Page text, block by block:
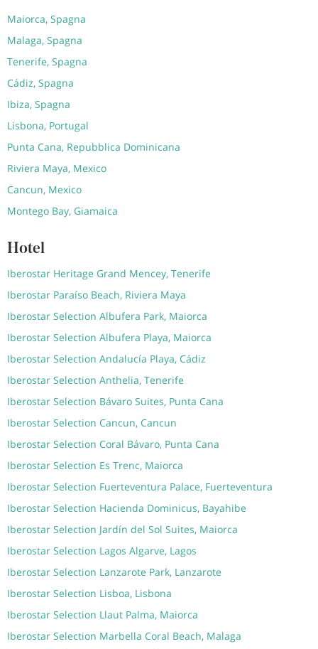
Maiorca, Spagna
Malaga, Spagna
Tenerife, Spagna
Cádiz, Spagna
Ibiza, Spagna
Lisbona, Portugal
Punta Cana, Repubblica Dominicana
Riviera Maya, Mexico
Cancun, Mexico
Montego Bay, Giamaica
Hotel
Iberostar Heritage Grand Mencey, Tenerife
Iberostar Paraíso Beach, Riviera Maya
Iberostar Selection Albufera Park, Maiorca
Iberostar Selection Albufera Playa, Maiorca
Iberostar Selection Andalucía Playa, Cádiz
Iberostar Selection Anthelia, Tenerife
Iberostar Selection Bávaro Suites, Punta Cana
Iberostar Selection Cancun, Cancun
Iberostar Selection Coral Bávaro, Punta Cana
Iberostar Selection Es Trenc, Maiorca
Iberostar Selection Fuerteventura Palace, Fuerteventura
Iberostar Selection Hacienda Dominicus, Bayahibe
Iberostar Selection Jardín del Sol Suites, Maiorca
Iberostar Selection Lagos Algarve, Lagos
Iberostar Selection Lanzarote Park, Lanzarote
Iberostar Selection Lisboa, Lisbona
Iberostar Selection Llaut Palma, Maiorca
Iberostar Selection Marbella Coral Beach, Malaga